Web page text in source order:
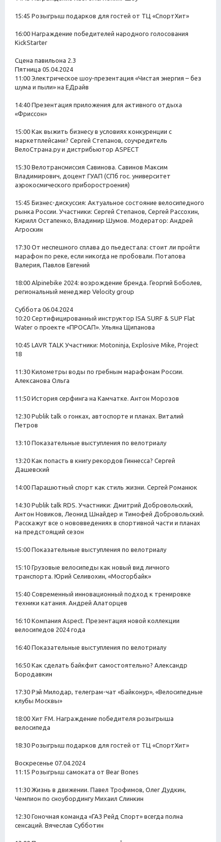
15:45 Розыгрыш подарков для гостей от ТЦ «СпортХит»
16:00 Награждение победителей народного голосования
KickStarter
Сцена павильона 2.3
Пятница 05.04.2024
11:00 Электрическое шоу-презентация «Чистая энергия – без
шума и пыли» на ЕДрайв
14:40 Презентация приложения для активного отдыха
«Фриссон»
15:00 Как выжить бизнесу в условиях конкуренции с
маркетплейсами? Сергей Степанов, соучредитель
ВелоСтрана.ру и дистрибьютор ASPECT
15:30 Велотрансмиссия Савинова. Савинов Максим
Владимирович, доцент ГУАП (СПб гос. университет
аэрокосмического приборостроения)
15:45 Бизнес-дискуссия: Актуальное состояние велосипедного
рынка России. Участники: Сергей Степанов, Сергей Рассохин,
Кирилл Остапенко, Владимир Шумов. Модератор: Андрей
Агроскин
17:30 От неспешного сплава до пьедестала: стоит ли пройти
марафон по реке, если никогда не пробовали. Потапова
Валерия, Павлов Евгений
18:00 Alpinebike 2024: возрождение бренда. Георгий Боболев,
региональный менеджер Velocity group
Суббота 06.04.2024
10:20 Сертифицированный инструктор ISA SURF & SUP Flat
Water о проекте «ПРОСАП». Ульяна Щипанова
10:45 LAVR TALK Участники: Motoninja, Explosive Mike, Project
18
11:30 Километры воды по гребным марафонам России.
Алексанова Ольга
11:50 История серфинга на Камчатке. Антон Морозов
12:30 Publik talk о гонках, автоспорте и планах. Виталий
Петров
13:10 Показательные выступления по велотриалу
13:20 Как попасть в книгу рекордов Гиннесса? Сергей
Дашевский
14:00 Парашютный спорт как стиль жизни. Сергей Романюк
14:30 Publik talk RDS. Участники: Дмитрий Добровольский,
Антон Новиков, Леонид Шнайдер и Тимофей Добровольский.
Расскажут все о нововведениях в спортивной части и планах
на предстоящий сезон
15:00 Показательные выступления по велотриалу
15:10 Грузовые велосипеды как новый вид личного
транспорта. Юрий Селивохин, «Мосгорбайк»
15:40 Современный инновационный подход к тренировке
техники катания. Андрей Алаторцев
16:10 Компания Aspect. Презентация новой коллекции
велосипедов 2024 года
16:40 Показательные выступления по велотриалу
16:50 Как сделать байкфит самостоятельно? Александр
Бородавкин
17:30 Рэй Милодар, телеграм-чат «Байконур», «Велосипедные
клубы Москвы»
18:00 Хит FM. Награждение победителя розыгрыша
велосипеда
18:30 Розыгрыш подарков для гостей от ТЦ «СпортХит»
Воскресенье 07.04.2024
11:15 Розыгрыш самоката от Bear Bones
11:30 Жизнь в движении. Павел Трофимов, Олег Дудкин,
Чемпион по сноубордингу Михаил Слинкин
12:30 Гоночная команда «ГАЗ Рейд Спорт» всегда полна
сенсаций. Вячеслав Субботин